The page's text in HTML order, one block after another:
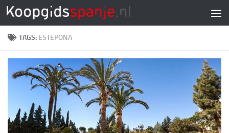
Doorgaan naar inhoud
TAGS: ESTEPONA